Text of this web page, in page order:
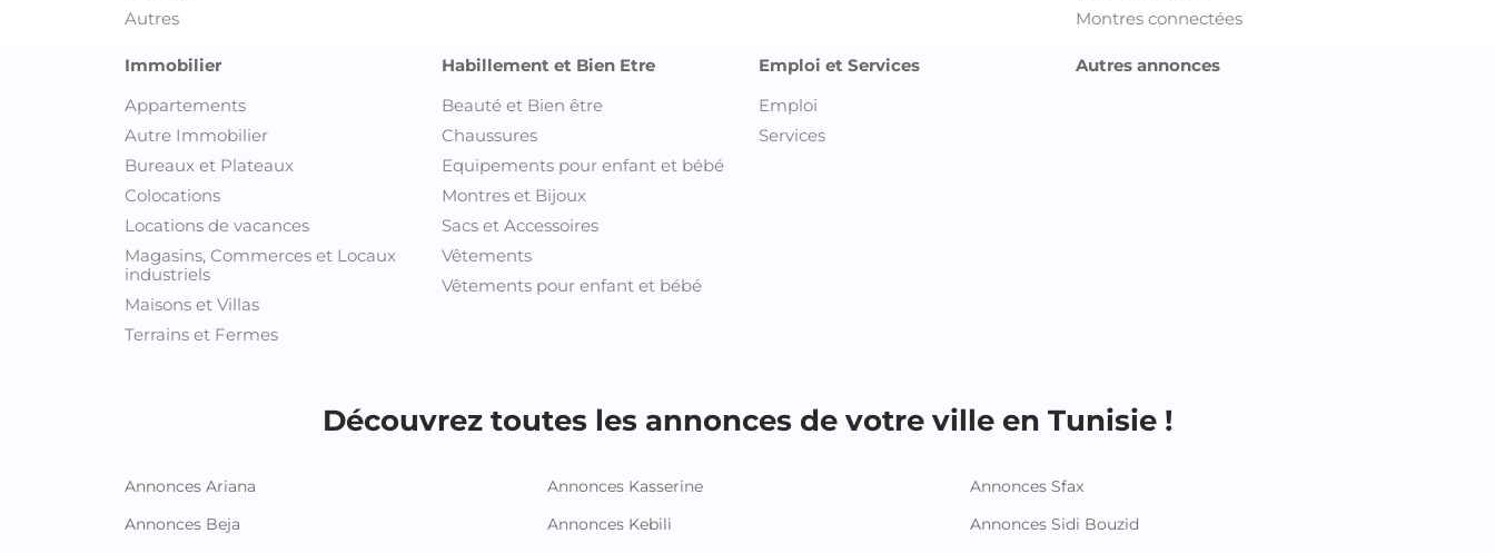
Autres
Montres connectées
Immobilier
Appartements
Autre Immobilier
Bureaux et Plateaux
Colocations
Locations de vacances
Magasins, Commerces et Locaux
industriels
Maisons et Villas
Terrains et Fermes
Habillement et Bien Etre
Beauté et Bien être
Chaussures
Equipements pour enfant et bébé
Montres et Bijoux
Sacs et Accessoires
Vêtements
Vêtements pour enfant et bébé
Emploi et Services
Emploi
Services
Autres annonces
Découvrez toutes les annonces de votre ville en Tunisie !
Annonces Ariana
Annonces Beja
Annonces Kasserine
Annonces Kebili
Annonces Sfax
Annonces Sidi Bouzid